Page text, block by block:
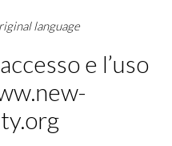
language
e l’uso